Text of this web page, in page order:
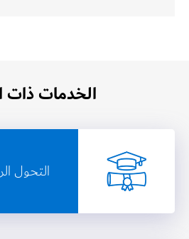
الخدمات ذات
التحول